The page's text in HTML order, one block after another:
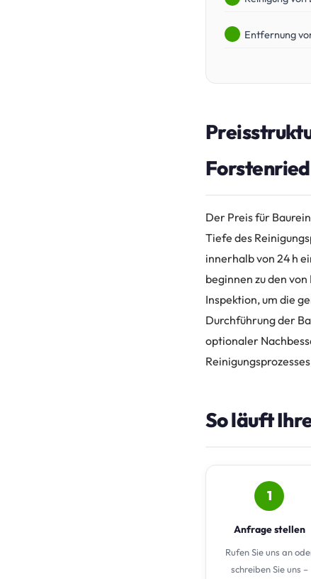
Entfernung
Forstenried
Der Preis für
Tiefe des
innerhalb von 24 h
beginnen zu den
Inspektion, um die
Durchführung der
optionaler
So läuft
1
Anfrage stellen
Rufen Sie uns an
schreiben Sie uns –